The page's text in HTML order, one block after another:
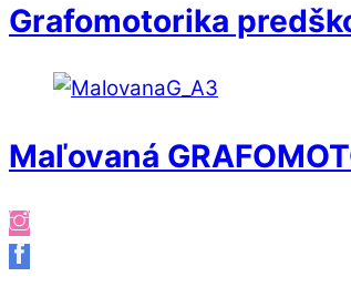
Grafomotorika
Maľovaná